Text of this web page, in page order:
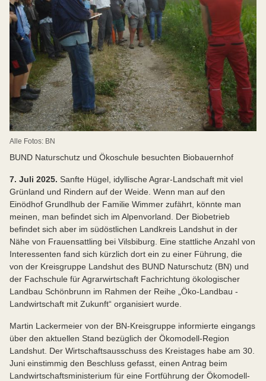
Alle Fotos: BN
BUND Naturschutz und Ökoschule besuchten Biobauernhof
7. Juli 2025. Sanfte Hügel, idyllische Agrar-Landschaft mit viel
Grünland und Rindern auf der Weide. Wenn man auf den
Einödhof Grundlhub der Familie Wimmer zufährt, könnte man
meinen, man befindet sich im Alpenvorland. Der Biobetrieb
befindet sich aber im südöstlichen Landkreis Landshut in der
Nähe von Frauensattling bei Vilsbiburg. Eine stattliche Anzahl von
Interessenten fand sich kürzlich dort ein zu einer Führung, die
von der Kreisgruppe Landshut des BUND Naturschutz (BN) und
der Fachschule für Agrarwirtschaft Fachrichtung ökologischer
Landbau Schönbrunn im Rahmen der Reihe „Öko-Landbau -
Landwirtschaft mit Zukunft“ organisiert wurde.
Martin Lackermeier von der BN-Kreisgruppe informierte eingangs
über den aktuellen Stand bezüglich der Ökomodell-Region
Landshut. Der Wirtschaftsausschuss des Kreistages habe am 30.
Juni einstimmig den Beschluss gefasst, einen Antrag beim
Landwirtschaftsministerium für eine Fortführung der Ökomodell-